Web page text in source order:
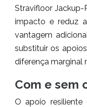
Stravifloor
impacto e reduz
vantagem
substituir os
diferença marginal
Com e sem
O apoio